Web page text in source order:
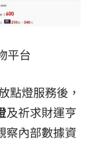
平台
點燈服務後，
及祈求財運亨
察內部數據資